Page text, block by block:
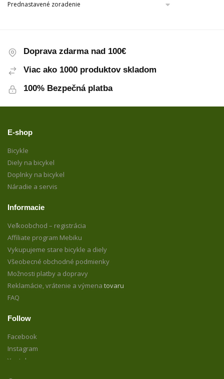
Doprava zdarma nad 100€
Viac ako 1000 produktov skladom
100% Bezpečná platba
E-shop
Bicykle
Diely na bicykel
Doplnky na bicykel
Náradie a servis
Informacie
Veľkoobchod – registrácia
Affiliate program Mebiku
Vykupujeme stare bicykle a diely
Všeobecné obchodné podmienky
Možnosti platby a dopravy
Reklamácie, vrátenie a výmena tovaru
FAQ
Follow
Facebook
Instagram
Youtube